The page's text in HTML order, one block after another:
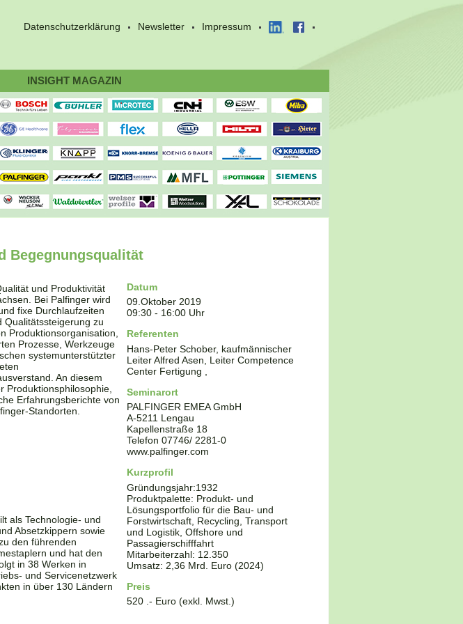
Datenschutzerklärung Newsletter Impressum
INSIGHT MAGAZIN
Begegnungsqualität
und Produktivität
Bei Palfinger wird
fixe Durchlaufzeiten
Qualitätssteigerung zu
Produktionsorganisation,
Prozesse, Werkzeuge
systemunterstützter
An diesem
Produktionsphilosophie,
Erfahrungsberichte von
Standorten.
als Technologie- und
Absetzkippern sowie
den führenden
und hat den
in 38 Werken in
und Servicenetzwerk
in über 130 Ländern
Datum
09.Oktober 2019
09:30 - 16:00 Uhr
Referenten
Hans-Peter Schober, kaufmännischer
Leiter Alfred Asen, Leiter Competence
Center Fertigung ,
Seminarort
PALFINGER EMEA GmbH
A-5211 Lengau
Kapellenstraße 18
Telefon07746/ 2281-0
www.palfinger.com
Kurzprofil
Gründungsjahr:1932
Produktpalette: Produkt- und
Lösungsportfolio für die Bau- und
Forstwirtschaft, Recycling, Transport
und Logistik, Offshore und
Passagierschifffahrt
Mitarbeiterzahl: 12.350
Umsatz: 2,36 Mrd. Euro (2024)
Preis
520 .- Euro (exkl. Mwst.)